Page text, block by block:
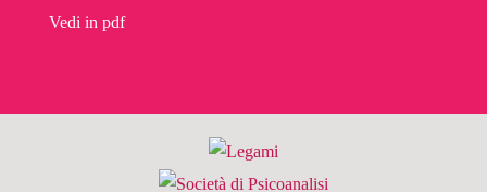
Vedi in pdf